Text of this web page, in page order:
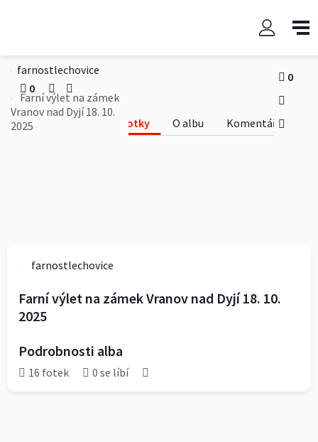
Farní výlet na zámek Vranov
farnostlechovice
0
Farní výlet na zámek
Vranov nad Dyjí 18. 10.
2025
Fotky O albu Komentáře
0
farnostlechovice
Farní výlet na zámek Vranov nad Dyjí 18. 10.
2025
Podrobnosti alba
16 fotek 0 se líbí